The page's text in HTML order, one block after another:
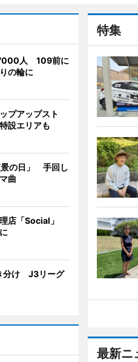
特集
最新ニ
7000人 109前に
の輪に
プアップスト
設エリアも
景の日」 手回し
曲
店「Social」
分け J3リーグ